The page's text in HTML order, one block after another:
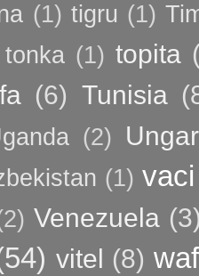
(1) tigru (1)
tonka (1) topita
(6) Tunisia
(2)
(1) vaci
Venezuela
vitel (8)